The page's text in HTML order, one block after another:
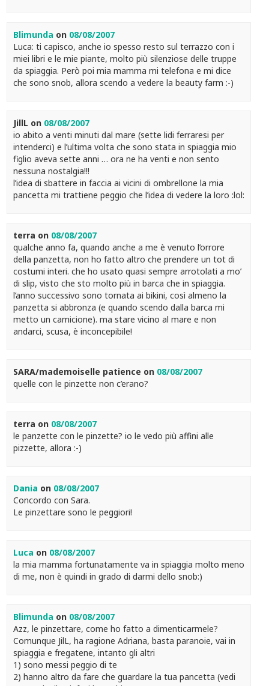
Blimunda on 08/08/2007
Luca: ti capisco, anche io spesso resto sul terrazzo con i
miei libri e le mie piante, molto più silenziose delle truppe
da spiaggia. Però poi mia mamma mi telefona e mi dice
che sono snob, allora scendo a vedere la beauty farm :-)
JillL on 08/08/2007
io abito a venti minuti dal mare (sette lidi ferraresi per
intenderci) e l’ultima volta che sono stata in spiaggia mio
figlio aveva sette anni … ora ne ha venti e non sento
nessuna nostalgia!!!
l’idea di sbattere in faccia ai vicini di ombrellone la mia
pancetta mi trattiene peggio che l’idea di vedere la loro :lol:
terra on 08/08/2007
qualche anno fa, quando anche a me è venuto l’orrore
della panzetta, non ho fatto altro che prendere un tot di
costumi interi. che ho usato quasi sempre arrotolati a mo’
di slip, visto che sto molto più in barca che in spiaggia.
l’anno successivo sono tornata ai bikini, così almeno la
panzetta si abbronza (e quando scendo dalla barca mi
metto un camicione). ma stare vicino al mare e non
andarci, scusa, è inconcepibile!
SARA/mademoiselle patience on 08/08/2007
quelle con le pinzette non c’erano?
terra on 08/08/2007
le panzette con le pinzette? io le vedo più affini alle
pizzette, allora :-)
Dania on 08/08/2007
Concordo con Sara.
Le pinzettare sono le peggiori!
Luca on 08/08/2007
la mia mamma fortunatamente va in spiaggia molto meno
di me, non è quindi in grado di darmi dello snob:)
Blimunda on 08/08/2007
Azz, le pinzettare, come ho fatto a dimenticarmele?
Comunque JilL, ha ragione Adriana, basta paranoie, vai in
spiaggia e fregatene, intanto gli altri
1) sono messi peggio di te
2) hanno altro da fare che guardare la tua pancetta (vedi